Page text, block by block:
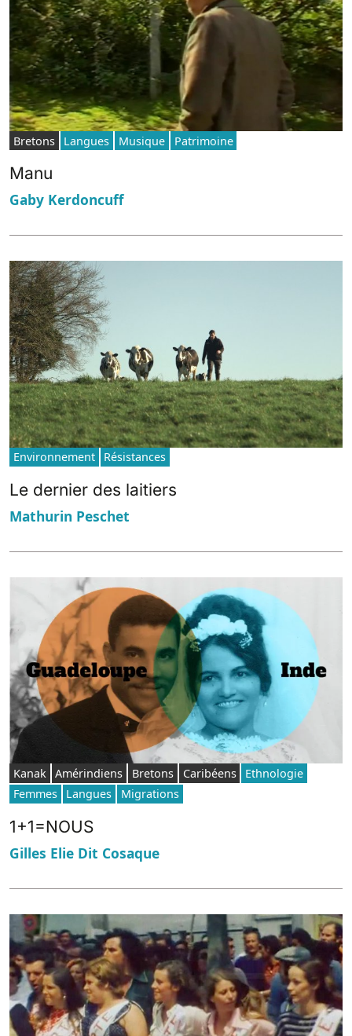
Bretons Langues Musique Patrimoine
Manu
Gaby Kerdoncuff
Environnement Résistances
Le dernier des laitiers
Mathurin Peschet
Kanak Amérindiens Bretons Caribéens
Ethnologie
Femmes
Langues Migrations
1+1=NOUS
Gilles Elie Dit Cosaque